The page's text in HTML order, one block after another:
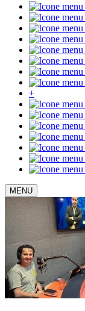
+
MENU